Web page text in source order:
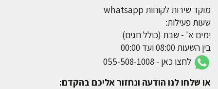
מוקד שירות לקוחות whatsapp
שעות פעילות:
ימים א' - שבת (כולל חגים)
בין השעות 08:00 ועד 00:00
לחצו כאן - 055-508-1008
או שלחו לנו הודעה ונחזור אליכם בהקדם: